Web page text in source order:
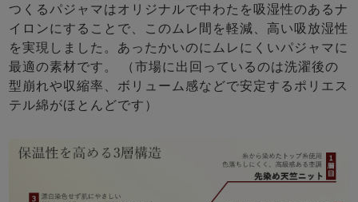
つくるパジャマはオリジナルで中わたを吸湿性のあるナ
イロンにすることで、このムレ間を軽減、高い吸放湿性
を実現しました。あったかいのにムレにくいパジャマに
最適の素材です。 （市場に出回っているのは洗濯後の
型崩れや収縮率、ボリューム感などで安定するポリエス
テル綿がほとんどです）